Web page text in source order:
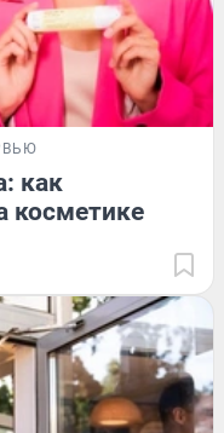
как
косметике